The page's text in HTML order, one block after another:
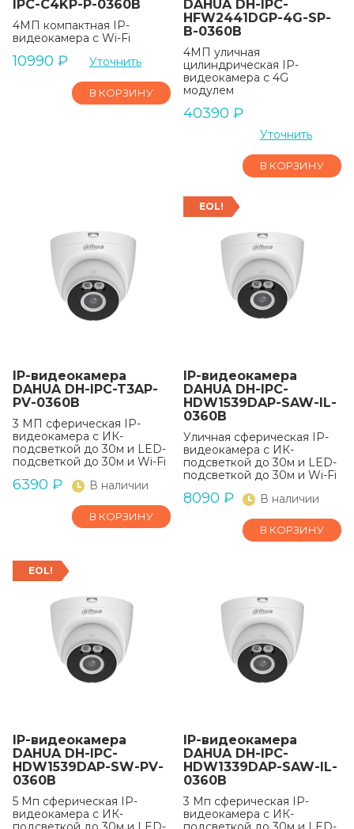
IPC-C4KP-P-0360B
4МП компактная IP-
видеокамера с Wi-Fi
10990 ₽ Уточнить
В КОРЗИНУ
DAHUA DH-IPC-
HFW2441DGP-4G-SP-
B-0360B
4МП уличная
цилиндрическая IP-
видеокамера с 4G
модулем
40390 ₽
Уточнить
В КОРЗИНУ
IP-видеокамера
DAHUA DH-IPC-T3AP-
PV-0360B
3 МП сферическая IP-
видеокамера с ИК-
подсветкой до 30м и LED-
подсветкой до 30м и Wi-Fi
6390 ₽ В наличии
В КОРЗИНУ
EOL!
IP-видеокамера
DAHUA DH-IPC-
HDW1539DAP-SAW-IL-
0360B
Уличная сферическая IP-
видеокамера с ИК-
подсветкой до 30м и LED-
подсветкой до 30м и Wi-Fi
8090 ₽ В наличии
В КОРЗИНУ
EOL!
IP-видеокамера
DAHUA DH-IPC-
HDW1539DAP-SW-PV-
0360B
5 Мп сферическая IP-
видеокамера с ИК-
IP-видеокамера
DAHUA DH-IPC-
HDW1339DAP-SAW-IL-
0360B
3 Мп сферическая IP-
видеокамера с ИК-